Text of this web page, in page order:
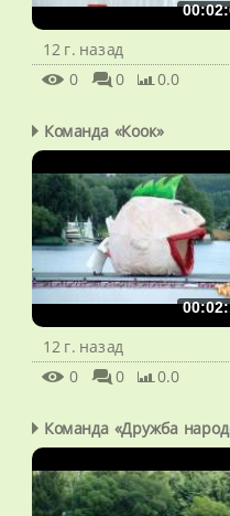
12 г. назад
0
0 0.0
Команда «Коок»
12 г. назад
0
0 0.0
Команда «Дружба